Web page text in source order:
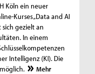
Köln ein neuer
Kurses „Data and AI
sich gezielt an
In einem
Intelligenz (KI). Die
Mehr